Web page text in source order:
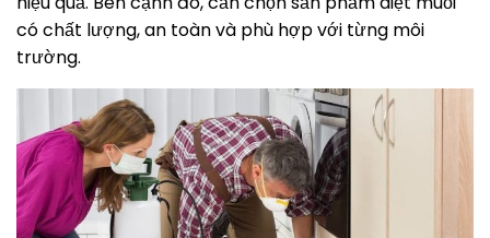
có chất lượng, an toàn và phù hợp với từng môi
trường.